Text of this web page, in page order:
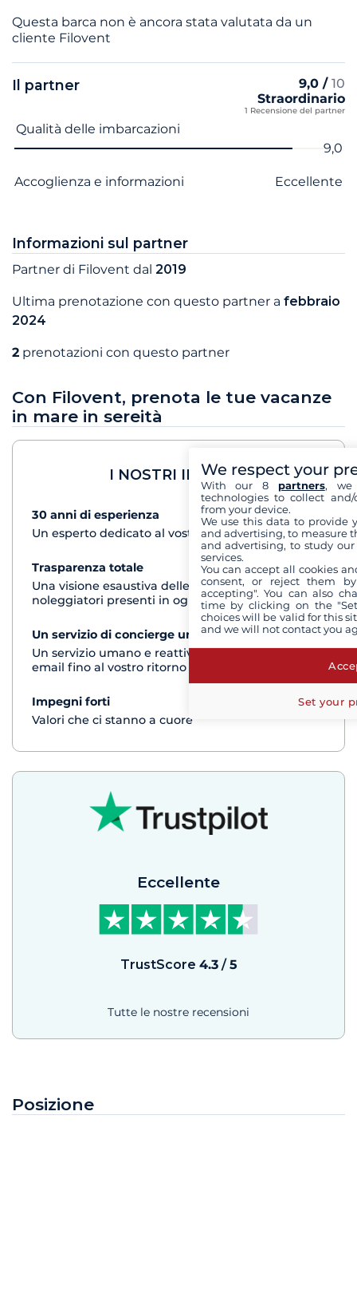
Questa barca non è ancora stata valutata da un
cliente Filovent
Il partner 9,0 / 10
Straordinario
1 Recensione del partner
Nome del criterio Voto
Qualità delle imbarcazioni
9,0
Accoglienza e informazioni Eccellente
Informazioni sul partner
Partner di Filovent dal 2019
Ultima prenotazione con questo partner a febbraio
2024
2 prenotazioni con questo partner
Con Filovent, prenota le tue vacanze
in mare in sereità
I NOSTRI IMPEGNI
30 anni di esperienza
vedi+
Un esperto dedicato al vostro progetto di crociera
Trasparenza totale
vedi+
Una visione esaustiva delle barche di tutti i
noleggiatori presenti in ogni destinazione
Un servizio di concierge unico
vedi+
Un servizio umano e reattivo per telefono o via
email fino al vostro ritorno dalla crociera
Impegni forti
vedi+
Valori che ci stanno a cuore
Eccellente
TrustScore 4.3/5
Tutte le nostre recensioni
Posizione
We respect your
With our 8 partners, we
technologies to collect
from your device.
We use this data to provide
and advertising, to measure
and advertising, to study
services.
You can accept all cookies
consent, or reject them
accepting". You can also
time by clicking on the
choices will be valid for this
and we will not contact you
Set your